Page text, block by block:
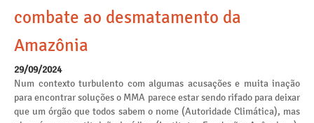
combate ao desmatamento da
Amazônia
29/09/2024
Num contexto turbulento com algumas acusações e muita inação
para encontrar soluções o MMA parece estar sendo rifado para deixar
que um órgão que todos sabem o nome (Autoridade Climática), mas